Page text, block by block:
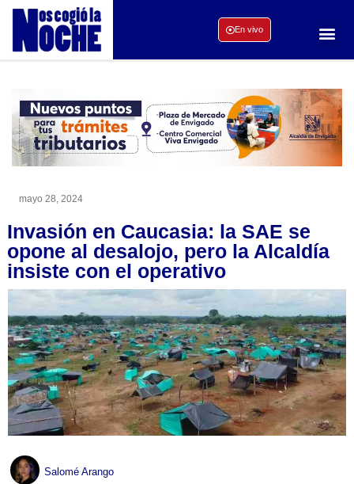
En vivo
mayo 28, 2024
Invasión en Caucasia: la SAE se
opone al desalojo, pero la Alcaldía
insiste con el operativo
Salomé Arango